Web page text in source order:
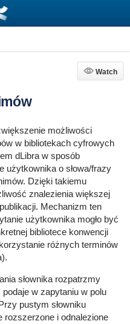
Watch
Watch
możliwości
w bibliotekach cyfrowych
dLibra w sposób
użytkownika o słowa/frazy
Dzięki takiemu
znalezienia większej
Mechanizm ten
użytkownika mogło być
bibliotece konwencji
różnych terminów
słownika rozpatrzmy
w zapytaniu w polu
pustym słowniku
rozszerzone i odnalezione